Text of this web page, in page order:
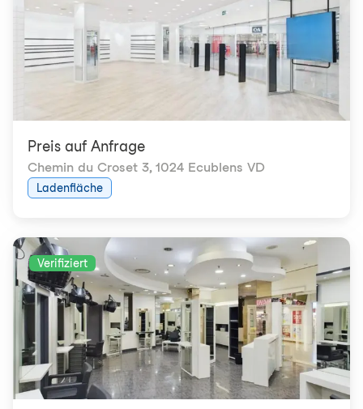
Preis auf Anfrage
Chemin du Croset 3, 1024 Ecublens VD
Ladenfläche
Verifiziert